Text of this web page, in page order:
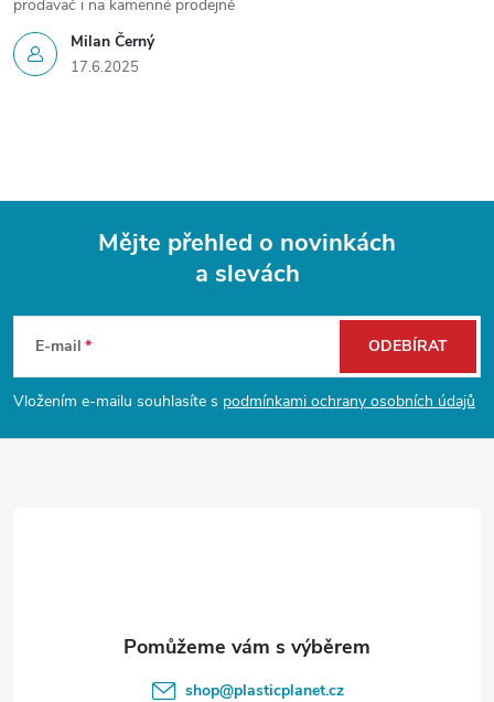
Milan Černý
17.6.2025
prodavač i na kamenné prodejně
p
a
Mějte přehled o novinkách
a slevách
E-mail
Vložením e-mailu souhlasíte s podmínkami ochrany osobních údajů
ODEBÍRAT
shop@plasticplanet.cz